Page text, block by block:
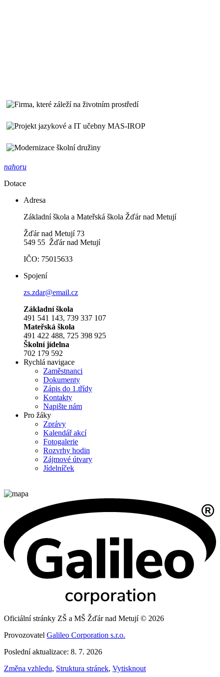
nahoru
Dotace
Adresa
Základní škola a Mateřská škola Žďár nad Metují
Žďár nad Metují 73
549 55 Žďár nad Metují
IČO: 75015633
Spojení
zs.zdar@email.cz
Základní škola
491 541 143, 739 337 107
Mateřská škola
491 422 488, 725 398 925
Školní jídelna
702 179 592
Rychlá navigace
Zaměstnanci
Dokumenty
Zápis do 1.třídy
Kontakty
Napište nám
Pro žáky
Zprávy
Kalendář akcí
Fotogalerie
Rozvrhy hodin
Zájmové útvary
Jídelníček
Oficiální stránky ZŠ a MŠ Žďár nad Metují © 2026
Provozovatel Galileo Corporation s.r.o.
Poslední aktualizace: 8. 7. 2026
Změna vzhledu, Struktura stránek, Vytisknout